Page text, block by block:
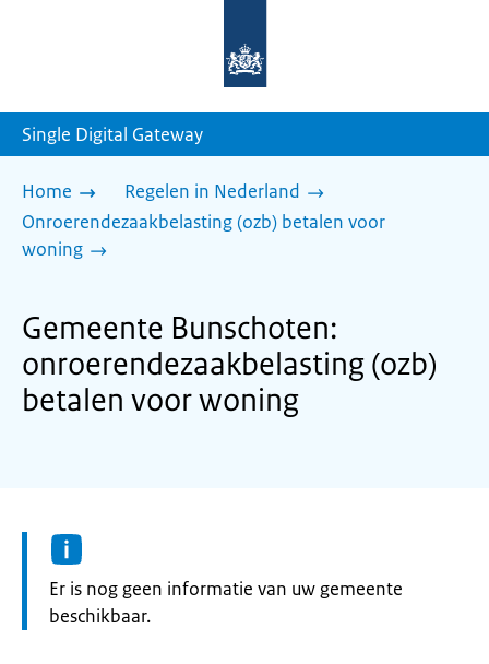
homepage
Single Digital Gateway
Home
Regelen in Nederland
Onroerendezaakbelasting (ozb) betalen voor
woning
Gemeente Bunschoten:
onroerendezaakbelasting (ozb)
betalen voor woning
Informatie:
Er is nog geen informatie van uw gemeente
beschikbaar.